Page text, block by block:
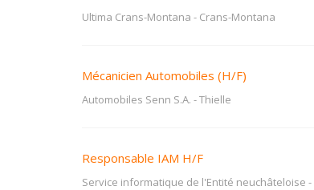
Ultima Crans-Montana - Crans-Montana
Mécanicien Automobiles (H/F)
Automobiles Senn S.A. -Thielle
Responsable IAM H/F
Service informatique de l'Entité neuchâteloise -